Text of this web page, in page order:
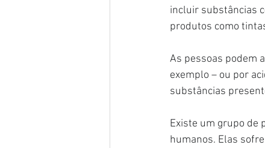
incluir substâncias
produtos como
As pessoas podem
exemplo – ou por
substâncias
Existe um grupo de
humanos. Elas